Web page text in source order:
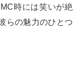
時には笑いが絶
らの魅力のひとつ